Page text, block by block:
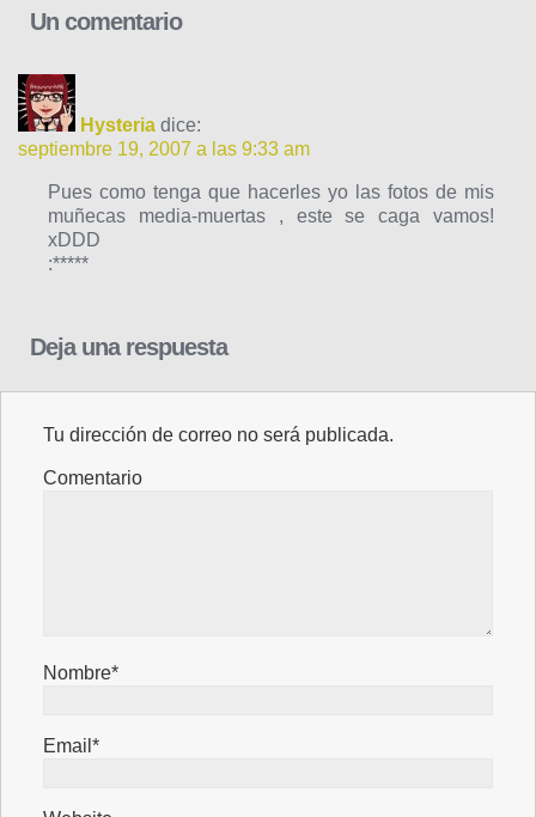
Un comentario
Hysteria dice:
septiembre 19, 2007 a las 9:33 am
Pues como tenga que hacerles yo las fotos de mis
muñecas media-muertas , este se caga vamos!
xDDD
:*****
Deja una respuesta
Tu dirección de correo no será publicada.
Comentario
Nombre*
Email*